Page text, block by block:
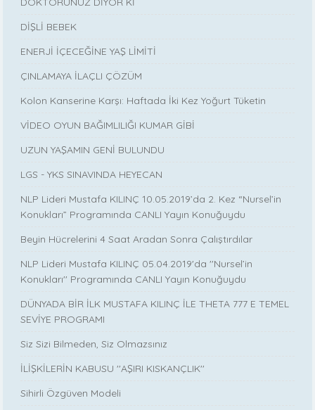
DİŞLİ BEBEK
ENERJİ İÇECEĞİNE YAŞ LİMİTİ
ÇINLAMAYA İLAÇLI ÇÖZÜM
Kolon Kanserine Karşı: Haftada İki Kez Yoğurt Tüketin
VİDEO OYUN BAĞIMLILIĞI KUMAR GİBİ
UZUN YAŞAMIN GENİ BULUNDU
LGS - YKS SINAVINDA HEYECAN
NLP Lideri Mustafa KILINÇ 10.05.2019’da 2. Kez “Nursel’in
Konukları” Programında CANLI Yayın Konuğuydu
Beyin Hücrelerini 4 Saat Aradan Sonra Çalıştırdılar
NLP Lideri Mustafa KILINÇ 05.04.2019'da ''Nursel’in
Konukları'' Programında CANLI Yayın Konuğuydu
DÜNYADA BİR İLK MUSTAFA KILINÇ İLE THETA 777 E TEMEL
SEVİYE PROGRAMI
Siz Sizi Bilmeden, Siz Olmazsınız
İLİŞKİLERİN KABUSU ''AŞIRI KISKANÇLIK''
Sihirli Özgüven Modeli